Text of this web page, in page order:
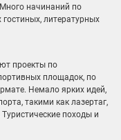
начинаний по
литературных
проекты по
площадок, по
Немало ярких идей,
такими как лазертаг,
походы и